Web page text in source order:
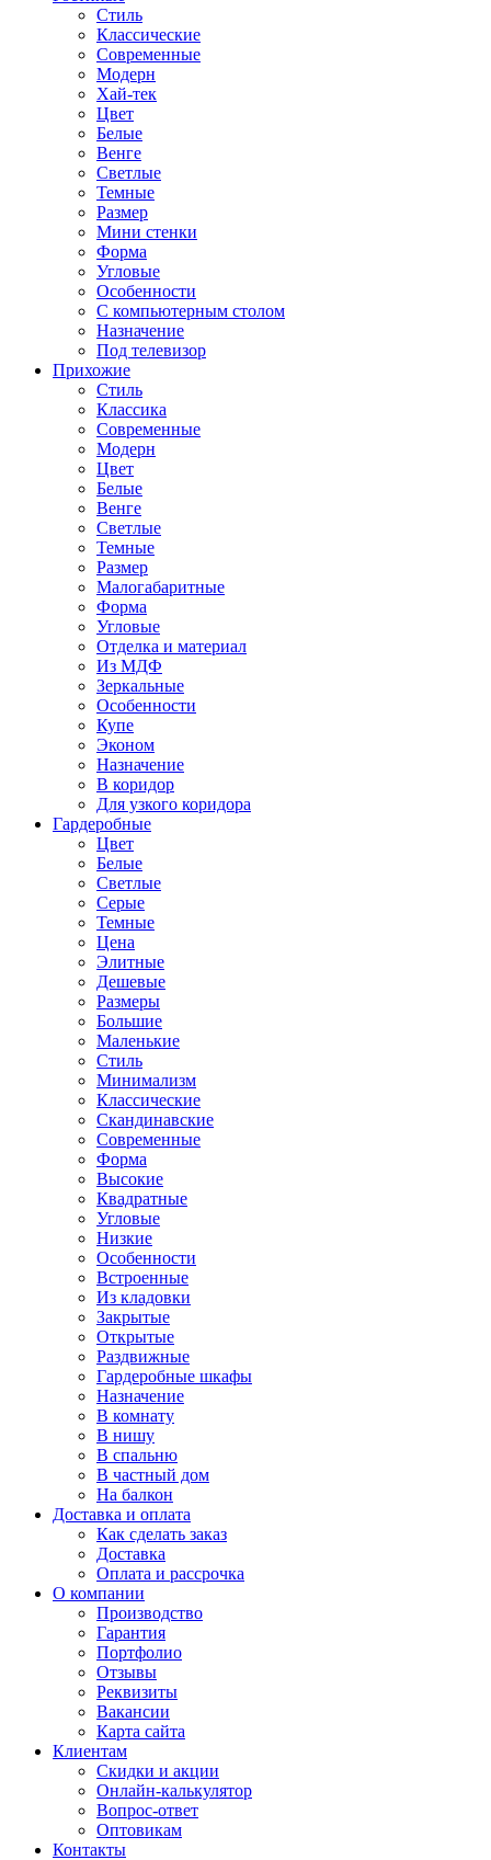
Стиль
Классические
Современные
Модерн
Хай-тек
Цвет
Белые
Венге
Светлые
Темные
Размер
Мини стенки
Форма
Угловые
Особенности
С компьютерным столом
Назначение
Под телевизор
Прихожие
Стиль
Классика
Современные
Модерн
Цвет
Белые
Венге
Светлые
Темные
Размер
Малогабаритные
Форма
Угловые
Отделка и материал
Из МДФ
Зеркальные
Особенности
Купе
Эконом
Назначение
В коридор
Для узкого коридора
Гардеробные
Цвет
Белые
Светлые
Серые
Темные
Цена
Элитные
Дешевые
Размеры
Большие
Маленькие
Стиль
Минимализм
Классические
Скандинавские
Современные
Форма
Высокие
Квадратные
Угловые
Низкие
Особенности
Встроенные
Из кладовки
Закрытые
Открытые
Раздвижные
Гардеробные шкафы
Назначение
В комнату
В нишу
В спальню
В частный дом
На балкон
Доставка и оплата
Как сделать заказ
Доставка
Оплата и рассрочка
О компании
Производство
Гарантия
Портфолио
Отзывы
Реквизиты
Вакансии
Карта сайта
Клиентам
Скидки и акции
Онлайн-калькулятор
Вопрос-ответ
Оптовикам
Контакты